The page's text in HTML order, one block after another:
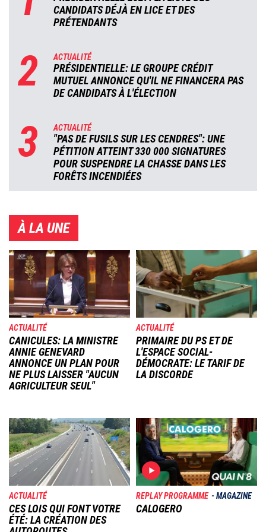
CANDIDATS DÉJÀ EN LICE ET DES
PRÉTENDANTS
2 ACTUALITÉ
PRÉSIDENTIELLE: LE GROUPE CRÉDIT
MUTUEL ANNONCE QU'IL NE FINANCERA PAS
DE CANDIDATS À L'ÉLECTION
3 ACTUALITÉ
"PAS DE FUSILS SUR LES CENDRES": UNE
PÉTITION ATTEINT 330 000 SIGNATURES
POUR SUSPENDRE LA CHASSE DANS LES
FORÊTS INCENDIÉES
À LA UNE
Image
ACTUALITÉ
CANICULES: LA MINISTRE
ANNIE GENEVARD
ANNONCE UN PLAN POUR
NE PLUS LAISSER "AUCUN
AGRICULTEUR SEUL"
Image
ACTUALITÉ
PRIMAIRE DU PS ET DE
L'ESPACE SOCIAL-
DÉMOCRATE: LE TARIF DE
LA DISCORDE
Image
ACTUALITÉ
CES LOIS QUI FONT VOTRE
ÉTÉ: LA CRÉATION DES
Image
REPLAY PROGRAMME MAGAZINE
CALOGERO